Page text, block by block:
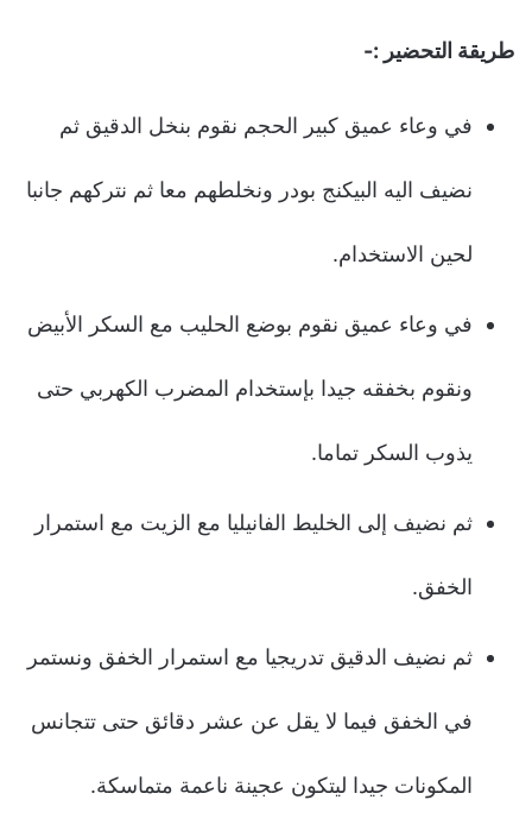
طريقة التحضير :-
في وعاء عميق كبير الحجم نقوم بنخل الدقيق ثم
نضيف اليه البيكنج بودر ونخلطهم معا ثم نتركهم جانبا
لحين الاستخدام.
في وعاء عميق نقوم بوضع الحليب مع السكر الأبيض
ونقوم بخفقه جيدا بإستخدام المضرب الكهربي حتى
يذوب السكر تماما.
ثم نضيف إلى الخليط الفانيليا مع الزيت مع استمرار
الخفق.
ثم نضيف الدقيق تدريجيا مع استمرار الخفق ونستمر
في الخفق فيما لا يقل عن عشر دقائق حتى تتجانس
المكونات جيدا ليتكون عجينة ناعمة متماسكة.